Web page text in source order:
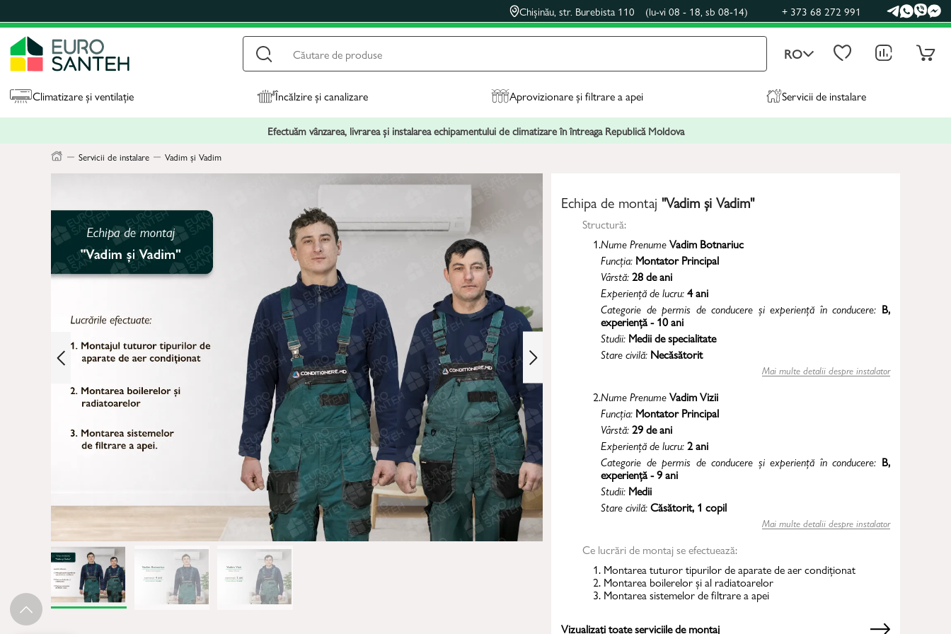
Chișinău, str. Burebista 110 (lu-vi 08 - 18, sb 08-14) + 373 68 272 991
RO
Climatizare și ventilație Încălzire și canalizare Aprovizionare și filtrare a apei Servicii de instalare
Efectuăm vânzarea, livrarea și instalarea echipamentului de climatizare în întreaga Republică Moldova
Servicii de instalare Vadim și Vadim
Echipa de montaj "Vadim și Vadim"
Structură:
1.Nume PrenumeVadim Botnariuc
Funcția: Montator Principal
Vârstă:28 de ani
Experiență de lucru:4 ani
Categorie de permis de conducere și experiență în conducere: B,
experiență - 10 ani
Studii: Medii de specialitate
Stare civilă: Necăsătorit
Mai multe detalii despre instalator
2.Nume PrenumeVadim Vizii
Funcția: Montator Principal
Vârstă:29 de ani
Experiență de lucru:2 ani
Categorie de permis de conducere și experiență în conducere: B,
experiență - 9 ani
Studii: Medii
Stare civilă:Căsătorit, 1 copil
Mai multe detalii despre instalator
Ce lucrări de montaj se efectuează:
1. Montarea tuturor tipurilor de aparate de aer condiționat
2. Montarea boilerelorșial radiatoarelor
3. Montarea sistemelor de filtrare a apei
Vizualizați toate serviciile de montaj